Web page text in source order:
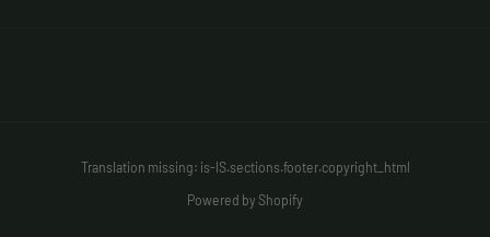
Translation missing: is-IS.sections.footer.copyright_html
Powered by Shopify